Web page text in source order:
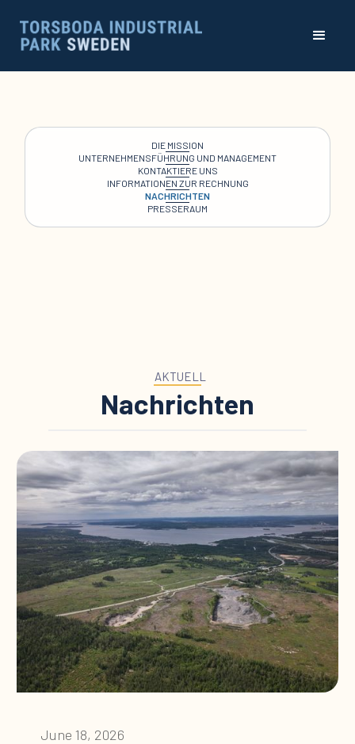
DIE MISSION
UNTERNEHMENSFÜHRUNG UND MANAGEMENT
KONTAKTIERE UNS
INFORMATIONEN ZUR RECHNUNG
NACHRICHTEN
PRESSERAUM
AKTUELL
Nachrichten
June 18, 2026